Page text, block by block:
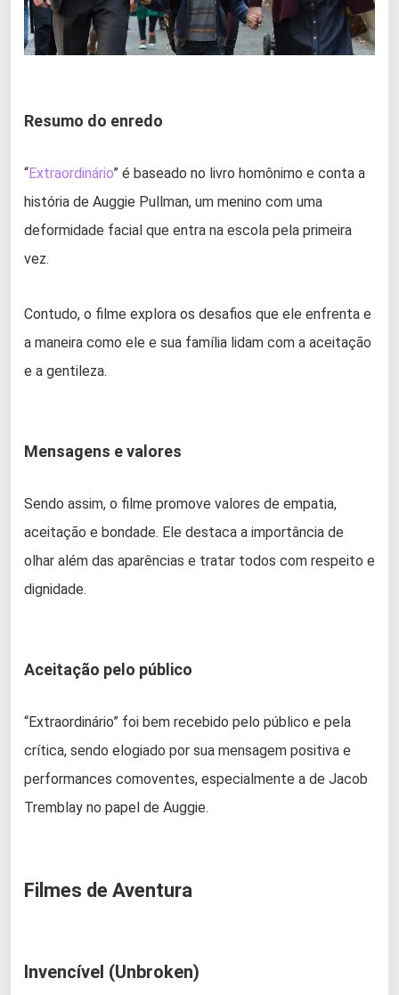
Resumo do enredo
“Extraordinário” é baseado no livro homônimo e conta a
história de Auggie Pullman, um menino com uma
deformidade facial que entra na escola pela primeira
vez.
Contudo, o filme explora os desafios que ele enfrenta e
a maneira como ele e sua família lidam com a aceitação
e a gentileza.
Mensagens e valores
Sendo assim, o filme promove valores de empatia,
aceitação e bondade. Ele destaca a importância de
olhar além das aparências e tratar todos com respeito e
dignidade.
Aceitação pelo público
“Extraordinário” foi bem recebido pelo público e pela
crítica, sendo elogiado por sua mensagem positiva e
performances comoventes, especialmente a de Jacob
Tremblay no papel de Auggie.
Filmes de Aventura
Invencível (Unbroken)